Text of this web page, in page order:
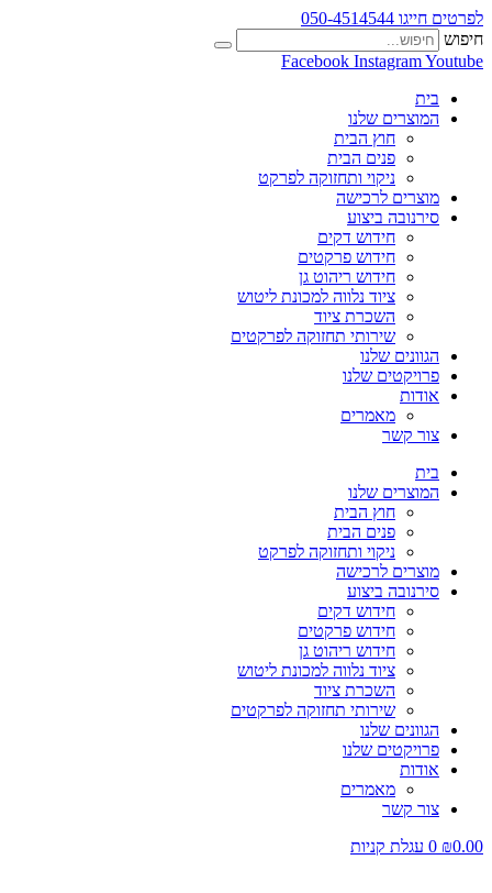
לפרטים חייגו 050-4514544
חיפוש
Facebook InstagramYoutube
בית
המוצרים שלנו
חוץ הבית
פנים הבית
ניקוי ותחזוקה לפרקט
מוצרים לרכישה
סירנובה ביצוע
חידוש דקים
חידוש פרקטים
חידוש ריהוט גן
ציוד נלווה למכונת ליטוש
השכרת ציוד
שירותי תחזוקה לפרקטים
הגוונים שלנו
פרויקטים שלנו
אודות
מאמרים
צור קשר
בית
המוצרים שלנו
חוץ הבית
פנים הבית
ניקוי ותחזוקה לפרקט
מוצרים לרכישה
סירנובה ביצוע
חידוש דקים
חידוש פרקטים
חידוש ריהוט גן
ציוד נלווה למכונת ליטוש
השכרת ציוד
שירותי תחזוקה לפרקטים
הגוונים שלנו
פרויקטים שלנו
אודות
מאמרים
צור קשר
₪0.00
0 עגלת קניות